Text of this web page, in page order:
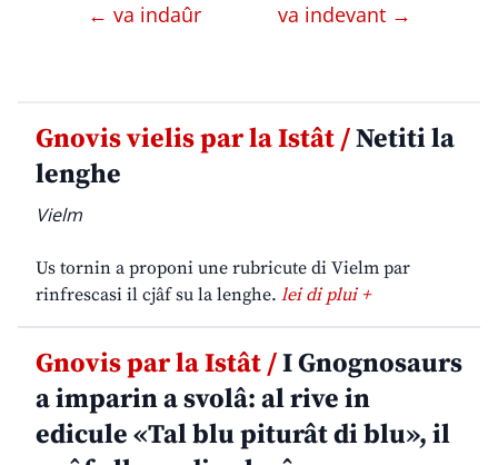
← va indaûr va indevant →
Gnovis vielis par la Istât /Netiti la
lenghe
Vielm
Us tornin a proponi une rubricute di Vielm par
rinfrescasi il cjâf su la lenghe. lei di plui +
Gnovis par la Istât /I Gnognosaurs
a imparin a svolâ: al rive in
edicule «Tal blu piturât di blu», il